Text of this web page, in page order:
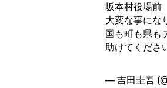
坂本村役場前
大変な事にな
国も町も県も
助けてくださ
— 吉田圭吾